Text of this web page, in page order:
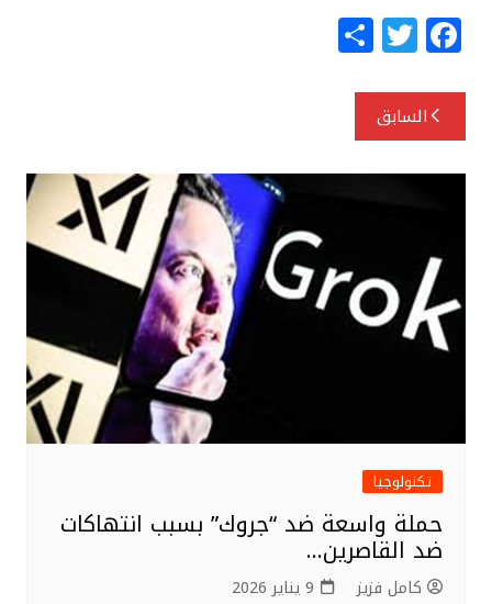
F
a
c
e
b
k
T
w
itt
e
r
S
h
تصفّح
المقالات
السابق
تكنولوجيا
حملة واسعة ضد “جروك” بسبب انتهاكات
ضد القاصرين…
كامل فزيز 9 يناير 2026